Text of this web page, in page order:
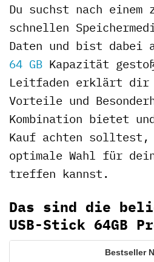
Du suchst nach einem
schnellen
Daten und bist dabei
64 GB Kapazität
Leitfaden erklärt dir
Vorteile und
Kombination bietet
Kauf achten solltest,
optimale Wahl für
treffen kannst.
Das sind die
USB-Stick 64GB